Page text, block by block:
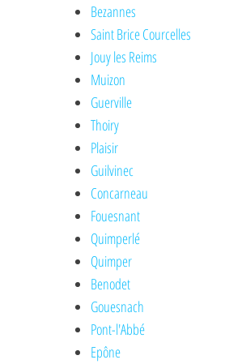
Bezannes
Saint Brice Courcelles
Jouy les Reims
Muizon
Guerville
Thoiry
Plaisir
Guilvinec
Concarneau
Fouesnant
Quimperlé
Quimper
Benodet
Gouesnach
Pont-l'Abbé
Epône